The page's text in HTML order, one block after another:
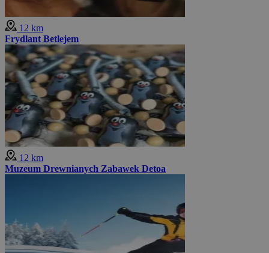
12 km
Frydlant Betlejem
12 km
Muzeum Drewnianych Zabawek Detoa